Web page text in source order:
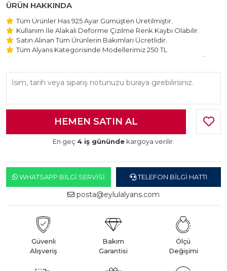
ÜRÜN HAKKINDA
Tüm Ürünler Has 925 Ayar Gümüşten Üretilmiştir.
Kullanım İle Alakalı Deforme Çizilme Renk Kaybı Olabilir.
Satın Alınan Tüm Ürünlerin Bakımları Ücretlidir.
Tüm Alyans Kategorisinde Modellerimiz 250 TL
Beştaş Tektaş Kolye ve Bileklik Modellerimiz 150 TL Sabit Ücret
En geç 4 iş gününde kargoya verilir.
WHATSAPP BILGI SERVISI TELEFON BILGI HATTI
posta@eylulalyans.com
Güvenli
Alışveriş
Bakım
Garantisi
Ölçü
Değişimi